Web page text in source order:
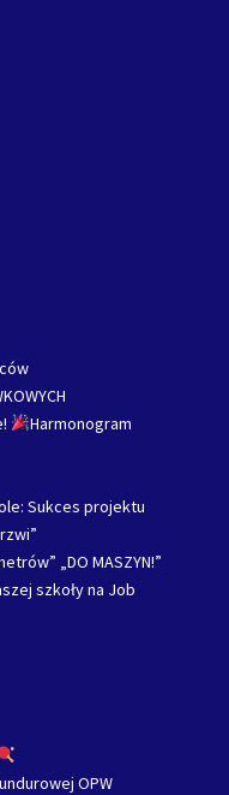
Harmonogram
Sukces projektu
„DO MASZYN!”
szkoły na Job
OPW